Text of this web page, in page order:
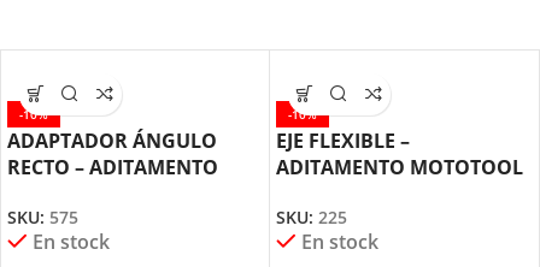
-10%
ADAPTADOR ÁNGULO
RECTO – ADITAMENTO
(575)
SKU: 575
En stock
-10%
EJE FLEXIBLE –
ADITAMENTO MOTOTOOL
SKU: 225
En stock